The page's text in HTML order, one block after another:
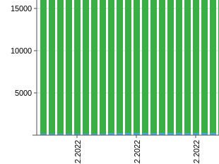
видужали
5000
10000
15000